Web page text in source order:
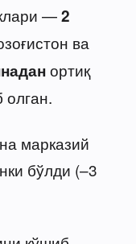
—2
ва
ортиқ
олган.
марказий
бўлди (–3